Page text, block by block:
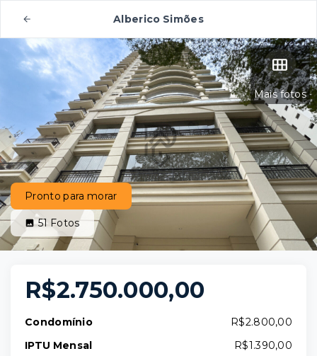
Alberico Simões
Mais fotos
Pronto para morar
51Fotos
R$2.750.000,00
Condomínio
R$2.800,00
IPTU Mensal
R$1.390,00